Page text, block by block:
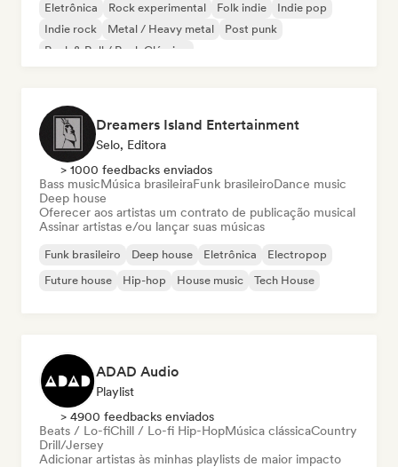
Eletrônica Rock experimental Folk indie
Indie pop
Indie rock
Metal / Heavy metal
Post punk
Rock & Roll / Rock Clássico
Dreamers Island Entertainment
Selo, Editora
> 1000 feedbacks enviados
Bass musicMúsica brasileiraFunk brasileiroDance music
Deep house
Oferecer aos artistas um contrato de publicação musical
Assinar artistas e/ou lançar suas músicas
Funk brasileiro Deep house Eletrônica
Electropop
Future house
Hip-hop House music Tech House
ADAD Audio
Playlist
> 4900 feedbacks enviados
Beats / Lo-fiChill / Lo-fi Hip-HopMúsica clássicaCountry
Drill/Jersey
Adicionar artistas às minhas playlists de maior impacto